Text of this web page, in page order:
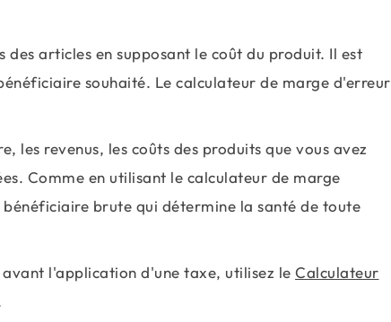
articles en supposant le coût du produit. Il est
souhaité. Le calculateur de marge d'erreur
revenus, les coûts des produits que vous avez
Comme en utilisant le calculateur de marge
brute qui détermine la santé de toute
l'application d'une taxe, utilisez le Calculateur